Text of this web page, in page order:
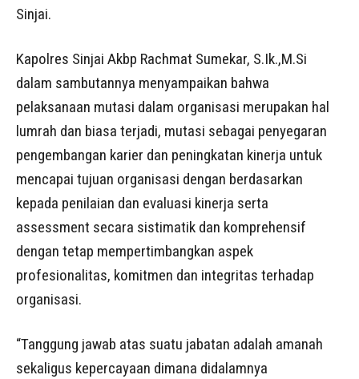
Sinjai.
Kapolres Sinjai Akbp Rachmat Sumekar, S.Ik.,M.Si
dalam sambutannya menyampaikan bahwa
pelaksanaan mutasi dalam organisasi merupakan hal
lumrah dan biasa terjadi, mutasi sebagai penyegaran
pengembangan karier dan peningkatan kinerja untuk
mencapai tujuan organisasi dengan berdasarkan
kepada penilaian dan evaluasi kinerja serta
assessment secara sistimatik dan komprehensif
dengan tetap mempertimbangkan aspek
profesionalitas, komitmen dan integritas terhadap
organisasi.
“Tanggung jawab atas suatu jabatan adalah amanah
sekaligus kepercayaan dimana didalamnya